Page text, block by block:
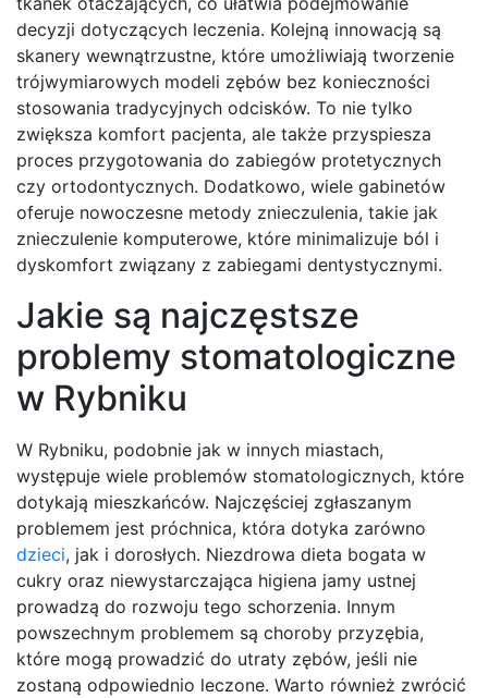
decyzji dotyczących leczenia. Kolejną innowacją są
skanery wewnątrzustne, które umożliwiają tworzenie
trójwymiarowych modeli zębów bez konieczności
stosowania tradycyjnych odcisków. To nie tylko
zwiększa komfort pacjenta, ale także przyspiesza
proces przygotowania do zabiegów protetycznych
czy ortodontycznych. Dodatkowo, wiele gabinetów
oferuje nowoczesne metody znieczulenia, takie jak
znieczulenie komputerowe, które minimalizuje ból i
dyskomfort związany z zabiegami dentystycznymi.
Jakie są najczęstsze
problemy stomatologiczne
w Rybniku
W Rybniku, podobnie jak w innych miastach,
występuje wiele problemów stomatologicznych, które
dotykają mieszkańców. Najczęściej zgłaszanym
problemem jest próchnica, która dotyka zarówno
dzieci, jak i dorosłych. Niezdrowa dieta bogata w
cukry oraz niewystarczająca higiena jamy ustnej
prowadzą do rozwoju tego schorzenia. Innym
powszechnym problemem są choroby przyzębia,
które mogą prowadzić do utraty zębów, jeśli nie
zostaną odpowiednio leczone. Warto również zwrócić